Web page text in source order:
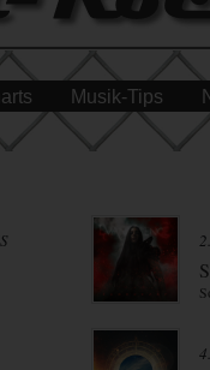
Musik-Tips